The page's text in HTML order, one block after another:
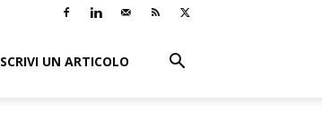
SCRIVI UN ARTICOLO